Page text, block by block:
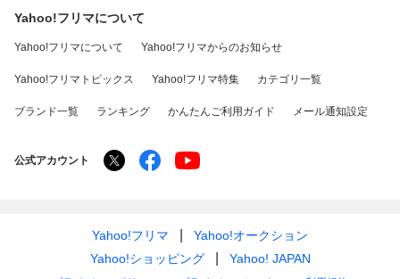
Yahoo!フリマについて
Yahoo!フリマについて Yahoo!フリマからのお知らせ
Yahoo!フリマトピックス Yahoo!フリマ特集 カテゴリ一覧
ブランド一覧 ランキング かんたんご利用ガイド メール通知設定
公式アカウント
Yahoo!フリマ
Yahoo!オークション
Yahoo!ショッピング
Yahoo! JAPAN